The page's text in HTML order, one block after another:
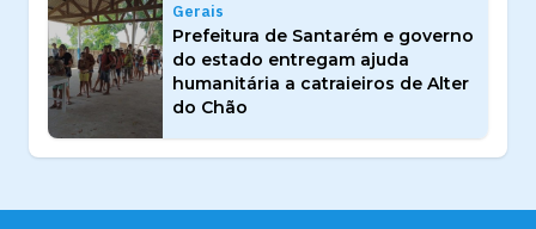
Gerais
Prefeitura de Santarém e governo
do estado entregam ajuda
humanitária a catraieiros de Alter
do Chão